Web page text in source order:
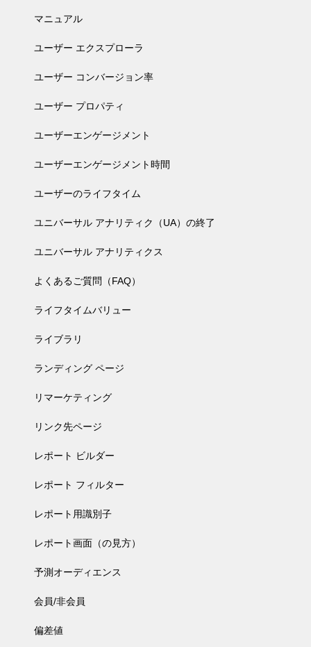
マニュアル
ユーザー エクスプローラ
ユーザー コンバージョン率
ユーザー プロパティ
ユーザーエンゲージメント
ユーザーエンゲージメント時間
ユーザーのライフタイム
ユニバーサル アナリティク（UA）の終了
ユニバーサル アナリティクス
よくあるご質問（FAQ）
ライフタイムバリュー
ライブラリ
ランディング ページ
リマーケティング
リンク先ページ
レポート ビルダー
レポート フィルター
レポート用識別子
レポート画面（の見方）
予測オーディエンス
会員/非会員
偏差値